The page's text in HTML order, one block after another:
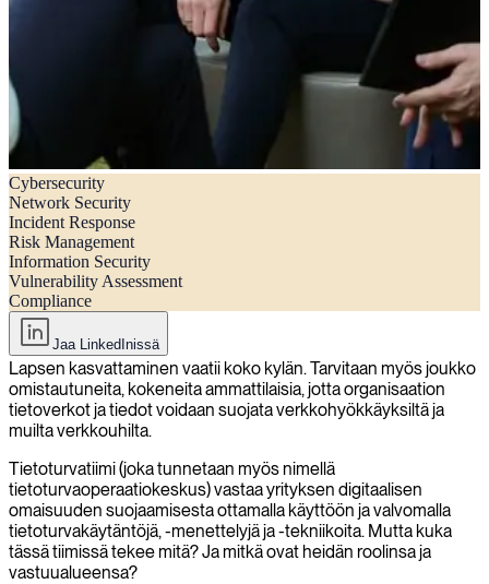
Helppo ja nopea opas tietoturvaryhmän roolien ja vastuualueiden
ymmärtämiseen.
Helppo ja nopea opas tietoturvaryhmän roolien ja vastuualueiden
ymmärtämiseen.
Cybersecurity
Network Security
Incident Response
Risk Management
Information Security
Vulnerability Assessment
Compliance
Jaa LinkedInissä
Lapsen kasvattaminen vaatii koko kylän. Tarvitaan myös joukko
omistautuneita, kokeneita ammattilaisia, jotta organisaation
tietoverkot ja tiedot voidaan suojata verkkohyökkäyksiltä ja
muilta verkkouhilta.
Tietoturvatiimi (joka tunnetaan myös nimellä
tietoturvaoperaatiokeskus) vastaa yrityksen digitaalisen
omaisuuden suojaamisesta ottamalla käyttöön ja valvomalla
tietoturvakäytäntöjä, -menettelyjä ja -tekniikoita. Mutta kuka
tässä tiimissä tekee mitä? Ja mitkä ovat heidän roolinsa ja
vastuualueensa?